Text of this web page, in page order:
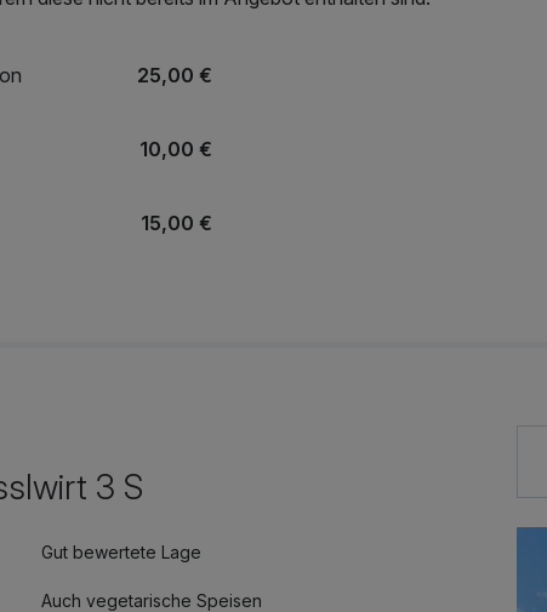
25,00 €
10,00 €
15,00 €
10,00 €
3 S
Gut bewertete Lage
Auch vegetarische Speisen